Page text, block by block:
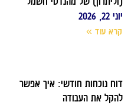
יוני 22, 2026
קרא עוד »
דוח נוכחות חודשי: איך אפשר
להקל את העבודה